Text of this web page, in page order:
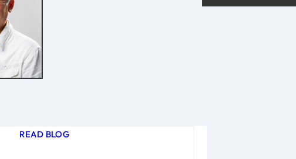
READ BLOG